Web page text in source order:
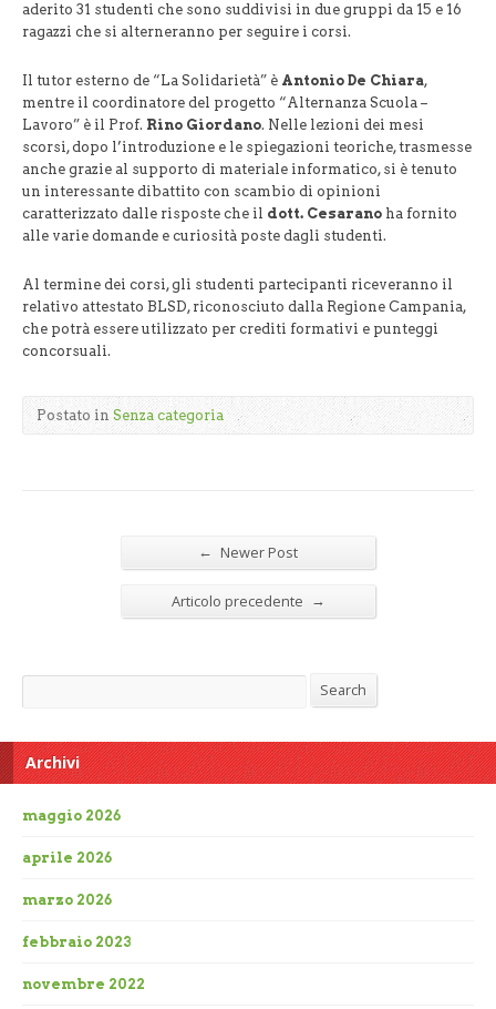
aderito 31 studenti che sono suddivisi in due gruppi da 15 e 16
ragazzi che si alterneranno per seguire i corsi.
Il tutor esterno de “La Solidarietà” è Antonio De Chiara,
mentre il coordinatore del progetto “Alternanza Scuola –
Lavoro” è il Prof. Rino Giordano. Nelle lezioni dei mesi
scorsi, dopo l’introduzione e le spiegazioni teoriche, trasmesse
anche grazie al supporto di materiale informatico, si è tenuto
un interessante dibattito con scambio di opinioni
caratterizzato dalle risposte che il dott. Cesarano ha fornito
alle varie domande e curiosità poste dagli studenti.
Al termine dei corsi, gli studenti partecipanti riceveranno il
relativo attestato BLSD, riconosciuto dalla Regione Campania,
che potrà essere utilizzato per crediti formativi e punteggi
concorsuali.
Postato in Senza categoria
← Newer Post
Articolo precedente →
Search
Archivi
maggio 2026
aprile 2026
marzo 2026
febbraio 2023
novembre 2022